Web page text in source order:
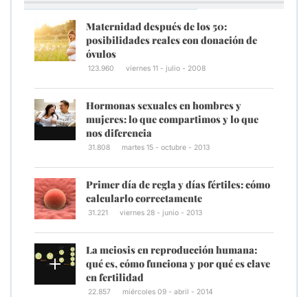
Maternidad después de los 50:
posibilidades reales con donación de
óvulos
123.960 viernes 11 - julio - 2008
Hormonas sexuales en hombres y
mujeres: lo que compartimos y lo que
nos diferencia
31.808 martes 15 - octubre - 2013
Primer día de regla y días fértiles: cómo
calcularlo correctamente
31.221 viernes 28 - junio - 2013
La meiosis en reproducción humana:
qué es, cómo funciona y por qué es clave
en fertilidad
22.857 miércoles 09 - abril - 2014